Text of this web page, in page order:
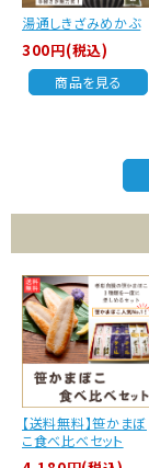
湯通しきざみめかぶ
300円(税込)
商品を見る
【送料無料】笹かまぼ
こ食べ比べセット